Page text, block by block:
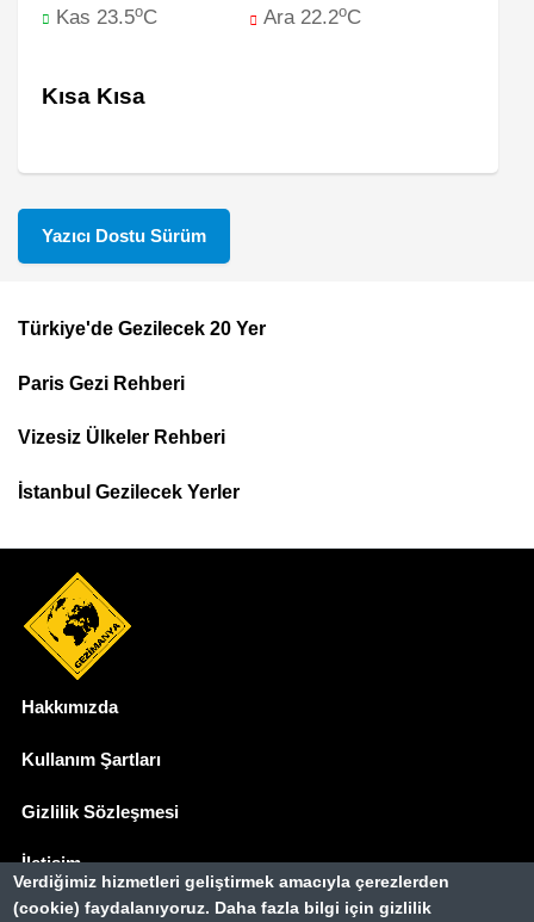
Kas 23.5oC Ara 22.2oC
Kısa Kısa
Yazıcı Dostu Sürüm
Footer
Top
Menu
Türkiye'de Gezilecek 20 Yer
Paris Gezi Rehberi
Vizesiz Ülkeler Rehberi
İstanbul Gezilecek Yerler
Hakkımızda
Kullanım Şartları
Gizlilik Sözleşmesi
İletişim
Basında Biz
Verdiğimiz hizmetleri geliştirmek amacıyla çerezlerden
(cookie) faydalanıyoruz. Daha fazla bilgi için gizlilik